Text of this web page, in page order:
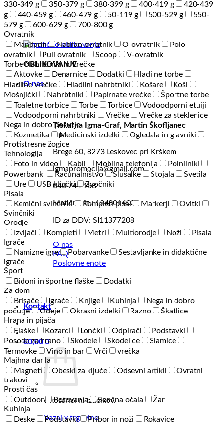
OBLIKOVANJE
O nas
Tiskarna Igma-Graf, Martin Škofljanec
s.p.
Brege 60, 8273 Leskovec pri Krškem
igmapromocija@gmail.com
040 744 158
Matična št.: 1248014000
ID za DDV: SI11377208
O nas
FAQ
Poslovne enote
Kontakt
€0,00 0
V košarici ni izdelkov.
Nazaj v trgovino
330-349 g
350-379 g 380-399 g 400-419 g
420-439
g
440-459 g 460-479 g 50-119 g 500-529 g
550-
579 g
600-629 g
700-800 g
Ovratnik
Mandarin
Nabran ovratnik O-ovratnik
Polo
ovratnik
Puli ovratnik Scoop
V-ovratnik
Torbe Nahrbtniki in Vrečke
Aktovke
Denarnice Dodatki
Hladilne torbe
Hladilne vrečke
Hladilni nahrbtniki Košare
Koši
Mošnjički
Nahrbtniki Papirnate vrečke
Športne torbe
Toaletne torbice
Torbe Torbice
Vodoodporni etuiji
Vodoodporni nahrbtniki
Vrečke
Vrečke za steklenice
Nega in dobro počutje
Kozmetika
Medicinski izdelki
Ogledala in glavniki
Protistresne žogice
Tehnologija
Foto in video
Kabli Mobilna telefonija
Polnilniki
Powerbanki
Računalništvo Slušalke Stojala
Svetila
Ure
USB ključki
Zvočniki
Pisala
Kemični svinčniki
Kompleti pisal Markerji
Ovitki
Svinčniki
Orodje
Izvijači
Kompleti Metri Multiorodje Noži
Pisala
Igrače
Namizne igre
Pobarvanke
Sestavljanke in didaktične
igrače
Šport
Bidoni in športne flaške
Dodatki
Za dom
Brisače
Igrače Knjige Kuhinja
Nega in dobro
počutje
Odeje Okrasni izdelki Razno
Škatlice
Hrana in pijača
Flaške
Kozarci Lončki Odpirači
Podstavki
Posode za hrano
Skodele Skodelice
Slamice
Termovke
Vino in bar Vrči
vrečka
Majhna darila
Magneti
Obeski za ključe Odsevni artikli
Ovratni
trakovi
Prosti čas
Outdoor
Potovanja Sončna očala
Žar
Kuhinja
Deske
Podstavki Pribor in noži
Rokavice